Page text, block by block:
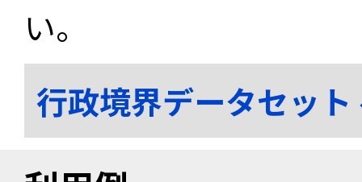
い。
行政境界データセッ